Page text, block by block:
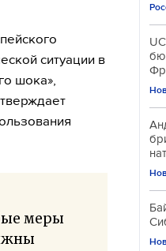
ситуации в
шока»,
меры